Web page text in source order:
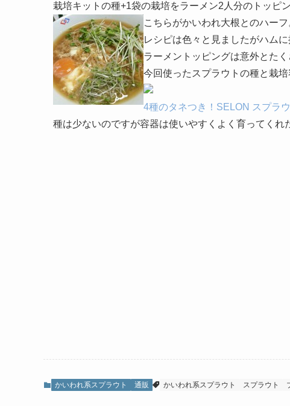
栽培キットの種+1袋の栽培をラーメン2人分のトッピ
こちらがかいわれ大根とのハーフ
レシピは色々と見ましたがハム
ラーメントッピングは意外とた
今回使ったスプラウトの種と栽
4種のタネつき！SELON スプラ
種は少ないのですが容器は使いやすくよく育ってくれ
かいわれ系スプラウト 通販 かいわれ系スプラウト スプラウト